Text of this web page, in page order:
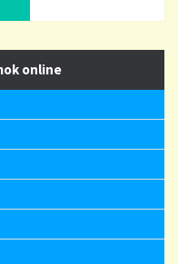
online